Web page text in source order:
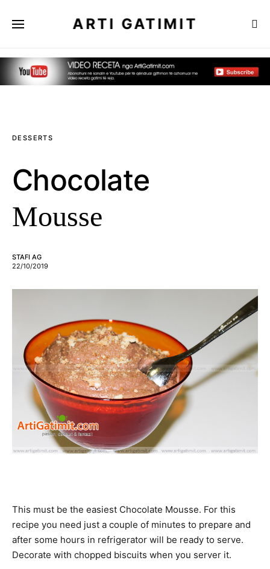
ARTI GATIMIT
DESSERTS
Chocolate
Mousse
STAFI AG
22/10/2019
This must be the easiest Chocolate Mousse. For this
recipe you need just a couple of minutes to prepare and
after some hours in refrigerator will be ready to serve.
Decorate with chopped biscuits when you server it.